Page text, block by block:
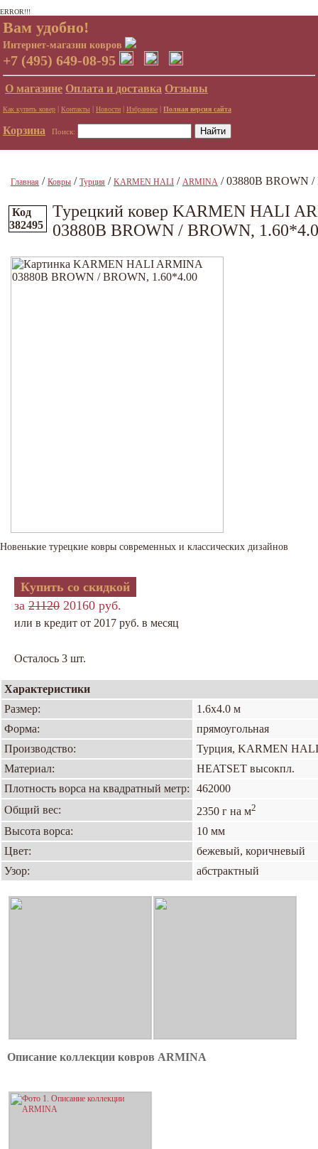
ERROR!!!
Вам удобно!
Интернет-магазин ковров
+7 (495) 649-08-95
О магазине Оплата и доставка Отзывы
Как купить ковер | Контакты | Новости | Избранное | Полная версия сайта
Корзина Поиск:
Главная / Ковры / Турция / KARMEN HALI / ARMINA / 03880B BROWN
Код
382495
Турецкий ковер KARMEN HALI
03880B BROWN / BROWN,
Новенькие турецкие ковры современных и классических дизайнов
Купить со скидкой
за 21120 20160 руб.
или в кредит от 2017 руб. в месяц
Осталось 3 шт.
Характеристики
Размер:
1.6х4.0 м
Форма:
прямоугольная
Производство:
Турция, KARMEN HALI
Материал:
HEATSET высокпл.
Плотность ворса на квадратный метр:
462000
Общий вес:
2350 г на м2
Высота ворса:
10 мм
Цвет:
бежевый, коричневый
Узор:
абстрактный
Описание коллекции ковров ARMINA